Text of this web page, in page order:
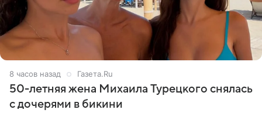
8 часов назад Газета.Ru
50-летняя жена Михаила Турецкого снялась
с дочерями в бикини